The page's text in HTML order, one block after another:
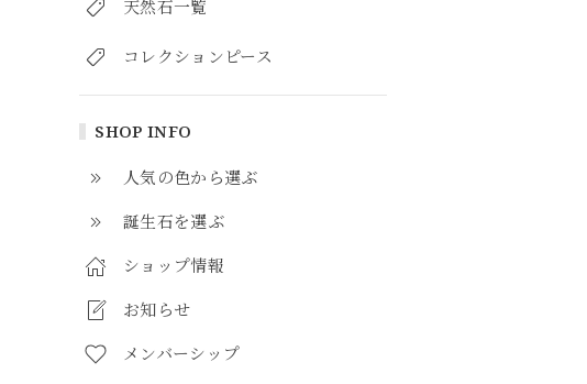
天然石一覧
コレクションピース
SHOP INFO
人気の色から選ぶ
誕生石を選ぶ
ショップ情報
お知らせ
メンバーシップ